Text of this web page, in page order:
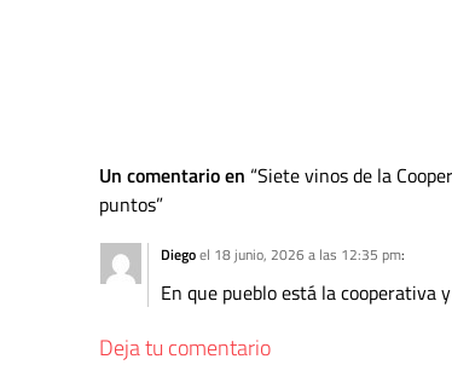
Un comentario en Siete vinos de la
puntos
Diegoel 18 junio, 2026 a las 12:35 pm:
En que pueblo está la cooperativa
Deja tu comentario